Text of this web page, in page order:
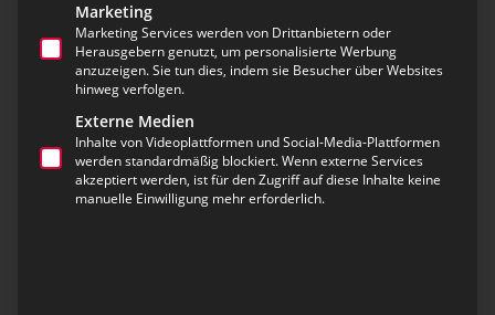
eurofunk ist Lehrbetrieb des
Jahres 2017!
Neben dem Unternehmen des Jahres 2017,
Marketing
Marketing Services werden von Drittanbietern oder
Herausgebern genutzt, um personalisierte Werbung
anzuzeigen. Sie tun dies, indem sie Besucher über Websites
hinweg verfolgen.
Externe Medien
Inhalte von Videoplattformen und Social-Media-Plattformen
werden standardmäßig blockiert. Wenn externe Services
akzeptiert werden, ist für den Zugriff auf diese Inhalte keine
manuelle Einwilligung mehr erforderlich.